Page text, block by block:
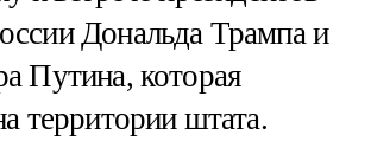
Дональда Трампа и
Путина, которая
территории штата.